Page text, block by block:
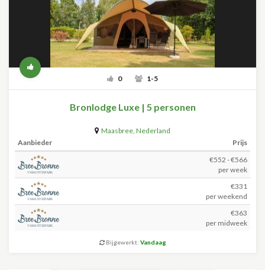
0 1-5
Bronlodge Luxe | 5 personen
Maasbree, Nederland
Aanbieder
Prijs
€552 - €566
per week
€331
per weekend
€363
per midweek
Bijgewerkt: Vandaag